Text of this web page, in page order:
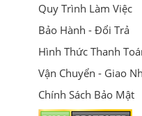
Quy Trình Làm Việc
Bảo Hành - Đổi Trả
Hình Thức Thanh
Vận Chuyển - Giao
Chính Sách Bảo Mật